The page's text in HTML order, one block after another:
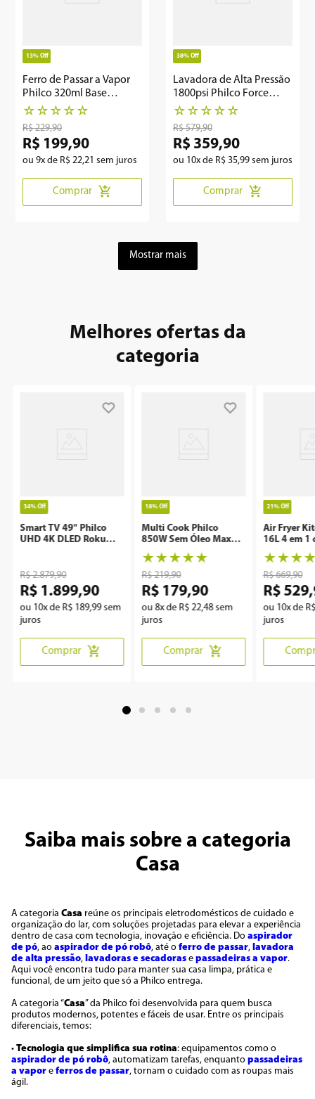
13% Off
Ferro de Passar a Vapor
Philco 320ml Base
Cerâmica PFV70
☆ ☆ ☆ ☆ ☆
R$ 229,90
R$ 199,90
ou 9x de R$ 22,21 sem juros
Comprar
38% Off
Lavadora de Alta Pressão
1800psi Philco Force
1600W PLP2800
☆ ☆ ☆ ☆ ☆
R$ 579,90
R$ 359,90
ou 10x de R$ 35,99 sem juros
Comprar
Mostrar mais
Melhores ofertas da
categoria
34% Off
Smart TV 49" Philco
UHD 4K DLED Roku
R$ 2.879,90
R$ 1.899,90
ou 10x de R$ 189,99sem
juros
Comprar
18% Off
Multi Cook Philco
850W Sem Óleo Maxx
Clean
★★★★★
R$ 219,90
R$ 179,90
ou8x de R$ 22,48sem
juros
Comprar
21% Off
Air Fryer
16L 4 em 1
Rotisserie
★★★
R$ 669,90
R$ 529,
ou 10x de
juros
Saiba mais sobre a categoria
Casa
A categoria Casa reúne os principais eletrodomésticos de cuidado e
organização do lar, com soluções projetadas para elevar a experiência
dentro de casa com tecnologia, inovação e eficiência. Do aspirador
de pó, ao aspirador de pó robô, até o ferro de passar, lavadora
de alta pressão, lavadoras e secadoras e passadeiras a vapor.
Aqui você encontra tudo para manter sua casa limpa, prática e
funcional, de um jeito que só a Philco entrega.
A categoria “Casa” da Philco foi desenvolvida para quem busca
produtos modernos, potentes e fáceis de usar. Entre os principais
diferenciais, temos:
• Tecnologia que simplifica sua rotina: equipamentos como o
aspirador de pó robô, automatizam tarefas, enquanto passadeiras
a vapor e ferros de passar, tornam o cuidado com as roupas mais
ágil.